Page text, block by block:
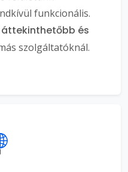
funkcionális.
és
szolgáltatóknál.